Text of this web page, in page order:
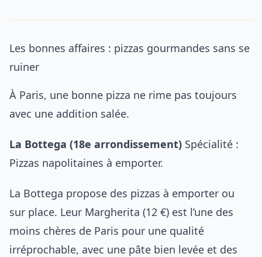
Les bonnes affaires : pizzas gourmandes sans se
ruiner
À Paris, une bonne pizza ne rime pas toujours
avec une addition salée.
La Bottega (18e arrondissement) Spécialité :
Pizzas napolitaines à emporter.
La Bottega propose des pizzas à emporter ou
sur place. Leur Margherita (12 €) est l’une des
moins chères de Paris pour une qualité
irréprochable, avec une pâte bien levée et des